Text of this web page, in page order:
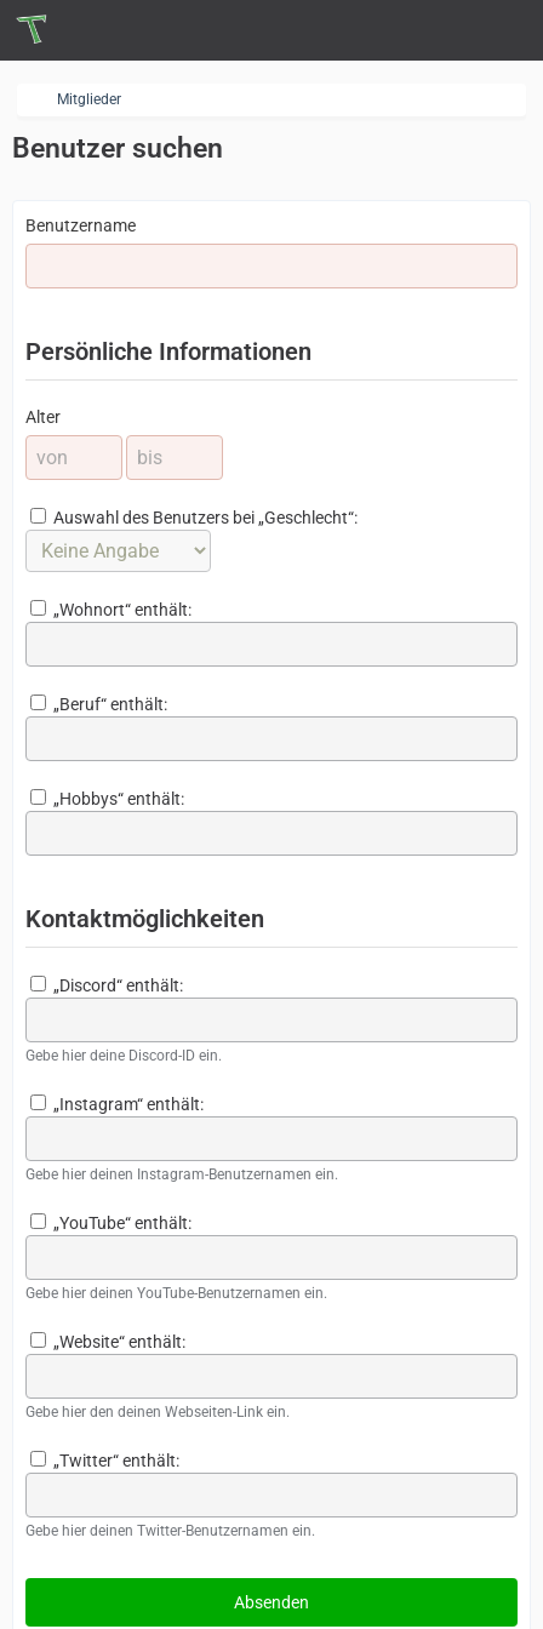
Mitglieder
Benutzer suchen
Benutzername
Persönliche Informationen
Alter
Auswahl des Benutzers bei „Geschlecht“:
„Wohnort“ enthält:
„Beruf“ enthält:
„Hobbys“ enthält:
Kontaktmöglichkeiten
„Discord“ enthält:
Gebe hier deine Discord-ID ein.
„Instagram“ enthält:
Gebe hier deinen Instagram-Benutzernamen ein.
„YouTube“ enthält:
Gebe hier deinen YouTube-Benutzernamen ein.
„Website“ enthält:
Gebe hier den deinen Webseiten-Link ein.
„Twitter“ enthält:
Gebe hier deinen Twitter-Benutzernamen ein.